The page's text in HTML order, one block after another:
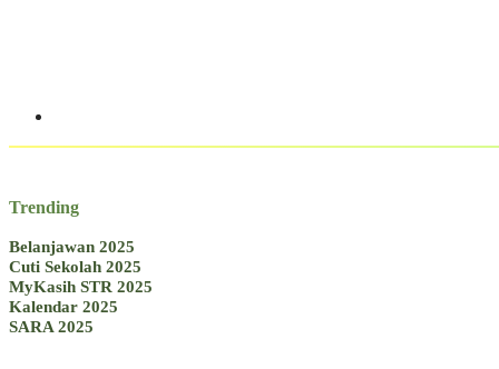
Trending
Belanjawan 2025
Cuti Sekolah 2025
MyKasih STR 2025
Kalendar 2025
SARA 2025